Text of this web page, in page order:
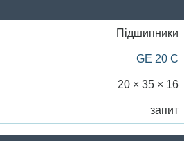
Підшипники
GE 20 C
20 × 35 × 16
запит